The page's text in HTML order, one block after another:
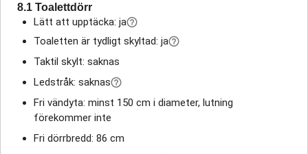
8.1 Toalettdörr
Lätt att upptäcka: ja
Toaletten är tydligt skyltad: ja
Taktil skylt: saknas
Ledstråk: saknas
Fri vändyta: minst 150 cm i diameter, lutning
förekommer inte
Fri dörrbredd: 86 cm